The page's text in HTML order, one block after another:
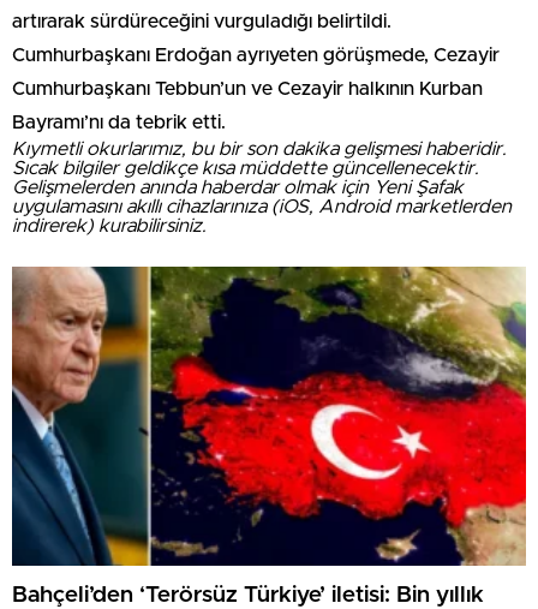
artırarak sürdüreceğini vurguladığı belirtildi.
Cumhurbaşkanı Erdoğan ayrıyeten görüşmede, Cezayir
Cumhurbaşkanı Tebbun’un ve Cezayir halkının Kurban
Bayramı’nı da tebrik etti.
Kıymetli okurlarımız, bu bir son dakika gelişmesi haberidir.
Sıcak bilgiler geldikçe kısa müddette güncellenecektir.
Gelişmelerden anında haberdar olmak için Yeni Şafak
uygulamasını akıllı cihazlarınıza (iOS, Android marketlerden
indirerek) kurabilirsiniz.
Bahçeli’den ‘Terörsüz Türkiye’ iletisi: Bin yıllık